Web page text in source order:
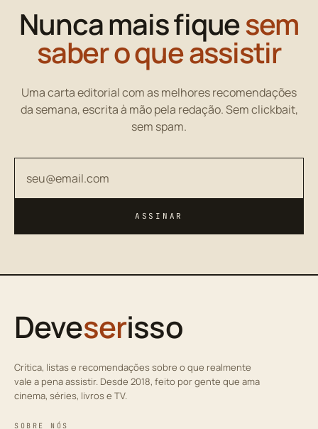
Nunca mais fiquesem
saber o que assistir
Uma carta editorial com as melhores recomendações
da semana, escrita à mão pela redação. Sem clickbait,
sem spam.
ASSINAR
Deveserisso
Crítica, listas e recomendações sobre o que realmente
vale a pena assistir. Desde 2018, feito por gente que ama
cinema, séries, livros e TV.
SOBRE NÓS